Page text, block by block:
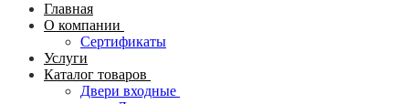
Главная
О компании
Сертификаты
Услуги
Каталог товаров
Двери входные